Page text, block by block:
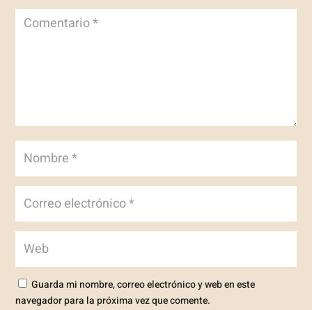
Guarda mi nombre, correo electrónico y web en este
navegador para la próxima vez que comente.